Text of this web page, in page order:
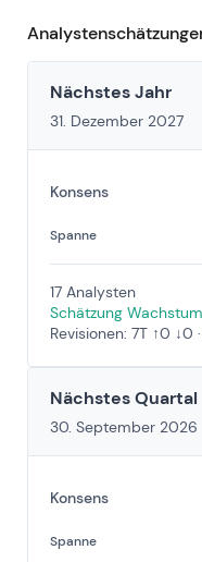
Nächstes Jahr
31. Dezember 2027
Konsens
Spanne
17 Analysten
Schätzung
Revisionen: 7T ↑0 ↓0
Nächstes Quartal
30. September 2026
Konsens
Spanne